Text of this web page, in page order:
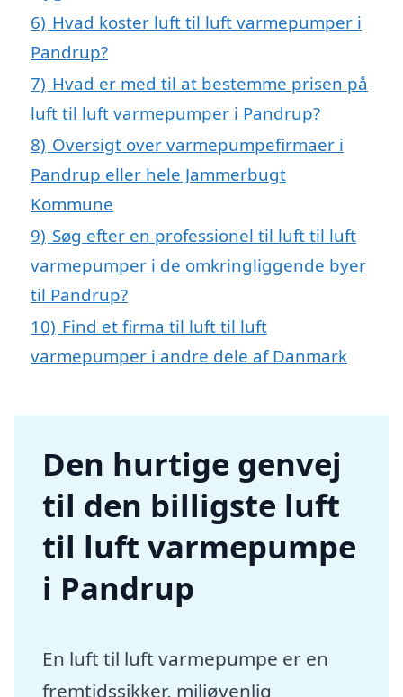
6) Hvad koster luft til luft varmepumper i
Pandrup?
7) Hvad er med til at bestemme prisen på
luft til luft varmepumper i Pandrup?
8) Oversigt over varmepumpefirmaer i
Pandrup eller hele Jammerbugt
Kommune
9) Søg efter en professionel til luft til luft
varmepumper i de omkringliggende byer
til Pandrup?
10) Find et firma til luft til luft
varmepumper i andre dele af Danmark
Den hurtige genvej
til den billigste luft
til luft varmepumpe
i Pandrup
En luft til luft varmepumpe er en
fremtidssikker, miljøvenlig